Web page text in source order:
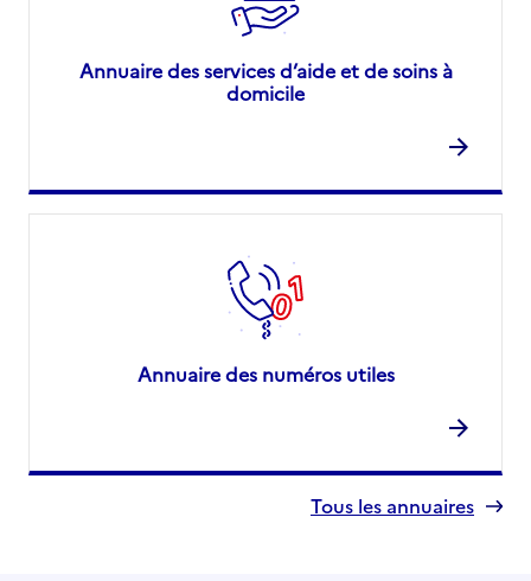
Annuaire des services d’aide et de soins à
domicile
Annuaire des numéros utiles
Tous les annuaires